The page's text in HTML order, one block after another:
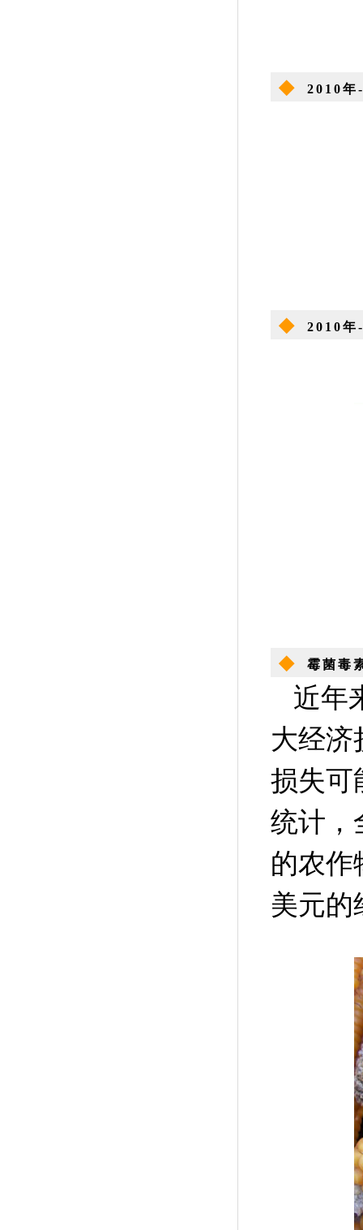
◆ 2010年
◆ 2010年
◆ 霉菌毒
近年
大经济
损失可
统计，
的农作
美元的